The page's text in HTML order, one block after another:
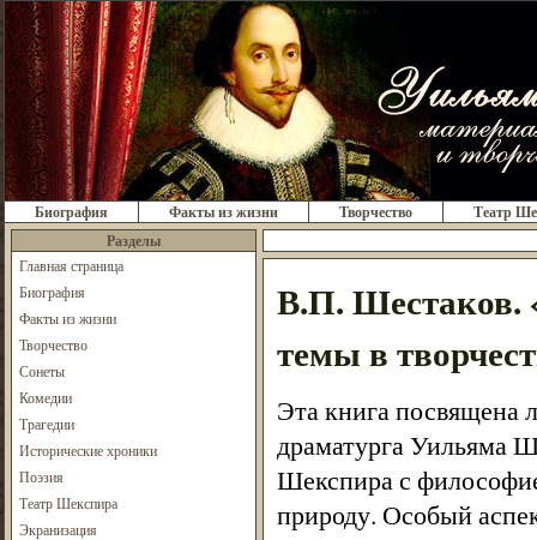
Биография Факты из жизни Творчество
Театр
Разделы
Главная страница
Биография
Факты из жизни
Творчество
Сонеты
Комедии
Трагедии
Исторические хроники
Поэзия
Театр Шекспира
Экранизация
В.П. Шестаков.
темы в
Эта книга посвящена
драматурга Уильяма
Шекспира с
природу. Особый